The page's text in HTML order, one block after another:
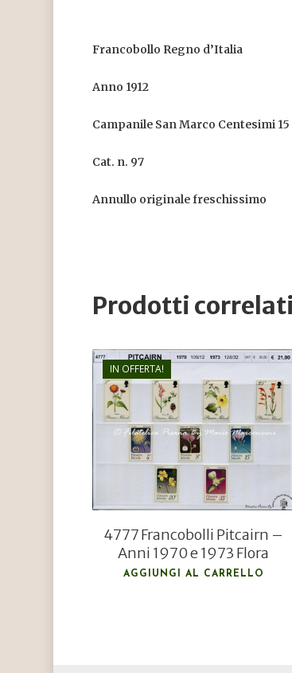
Francobollo Regno d’Italia
Anno 1912
Campanile San Marco Centesimi
Cat. n. 97
Annullo originale freschissimo
Prodotti correlati
IN OFFERTA!
€
21,00
€15,00
4777 Francobolli Pitcairn –
Anni 1970 e 1973 Flora
AGGIUNGI AL CARRELLO